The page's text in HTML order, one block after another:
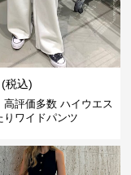
(税込)
高評価多数 ハイウエス
りワイドパンツ